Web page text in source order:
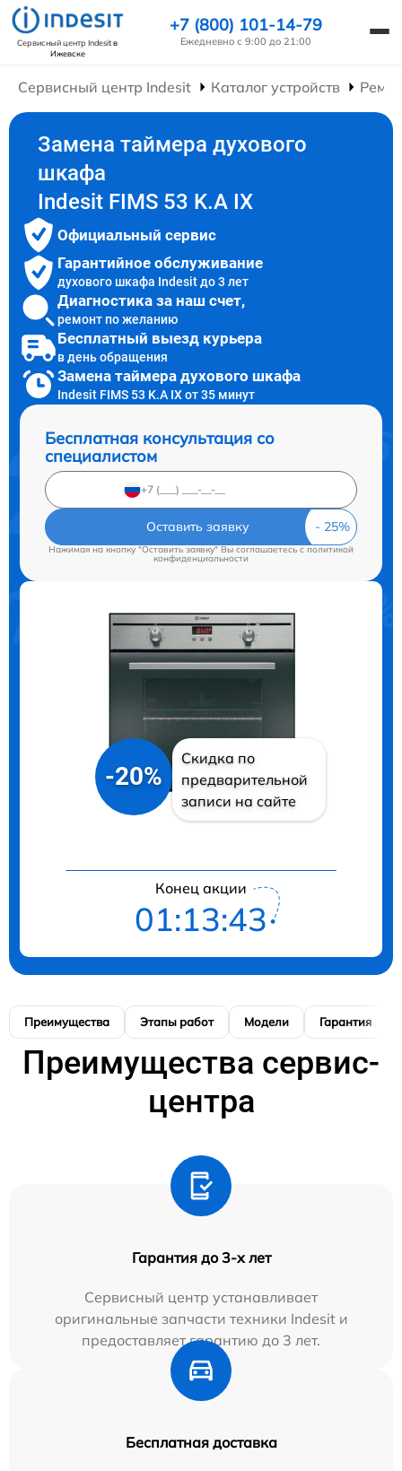
Сервисный центр Indesitв
Ижевске
+7 (800) 101-14-79
Ежедневно с 9:00 до 21:00
Сервисный центр Indesit Каталог устройств
Замена таймера духового
шкафа
Indesit FIMS 53 K.A IX
Официальный сервис
Гарантийное обслуживание
духового шкафа Indesit до 3 лет
Диагностика за наш счет,
ремонт по желанию
Бесплатный выезд курьера
в день обращения
Замена таймера духового шкафа
Indesit FIMS 53 K.A IX от 35 минут
Бесплатная консультация со
специалистом
Оставить заявку
Нажимая на кнопку "Оставить заявку" Вы соглашаетесь cполитикой
конфиденциальности
-20%
Скидка по
предварительной
записи на сайте
Конец акции
01:13:42
Преимущества Этапы работ Модели Гарантия
Преимущества сервис-
центра
Гарантия до 3-х лет
Сервисный центр устанавливает
оригинальные запчасти техники Indesit и
предоставляет гарантию до 3 лет.
Бесплатная доставка